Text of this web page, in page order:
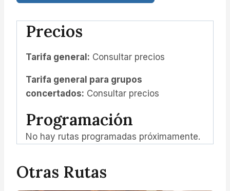
Precios
Tarifa general: Consultar precios
Tarifa general para grupos
concertados: Consultar precios
Programación
No hay rutas programadas próximamente.
Otras Rutas